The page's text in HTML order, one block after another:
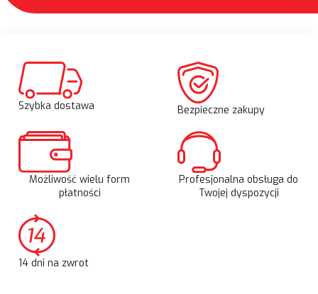
Szybka dostawa Bezpieczne zakupy
Możliwość wielu form
płatności
Profesjonalna obsługa do
Twojej dyspozycji
14 dni na zwrot